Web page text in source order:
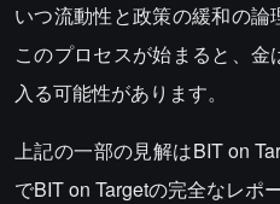
いつ流動性と政策の緩和の論
このプロセスが始まると、
入る可能性があります。
上記の一部の見解はBIT on
でBIT on Targetの完全なレポ